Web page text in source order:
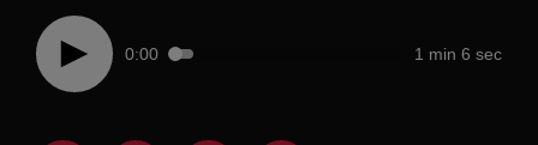
0:00 1 min 6 sec